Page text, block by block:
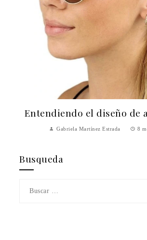
Entendiendo el diseño de
Gabriela Martínez Estrada 8
Busqueda